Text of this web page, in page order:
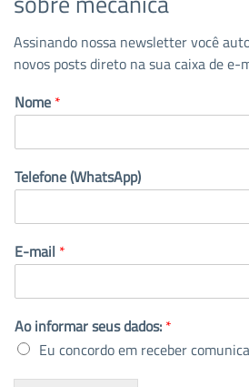
Assinando nossa newsletter você
novos posts direto na sua caixa de e-
Nome *
Telefone (WhatsApp)
E-mail *
Ao informar seus dados: *
Eu concordo em receber